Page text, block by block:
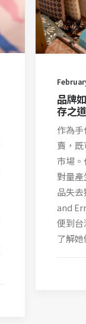
品牌
存之道
作為
賣，
市場
對量
品失
and
便到台
了解她